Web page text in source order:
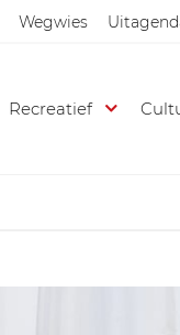
Wegwies
Recreatief